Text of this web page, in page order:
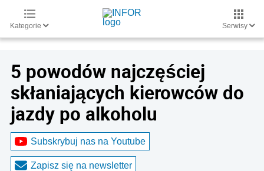
Kategorie Serwisy
5 powodów najczęściej
skłaniających kierowców do
jazdy po alkoholu
Subskrybuj nas na Youtube
Zapisz się na newsletter